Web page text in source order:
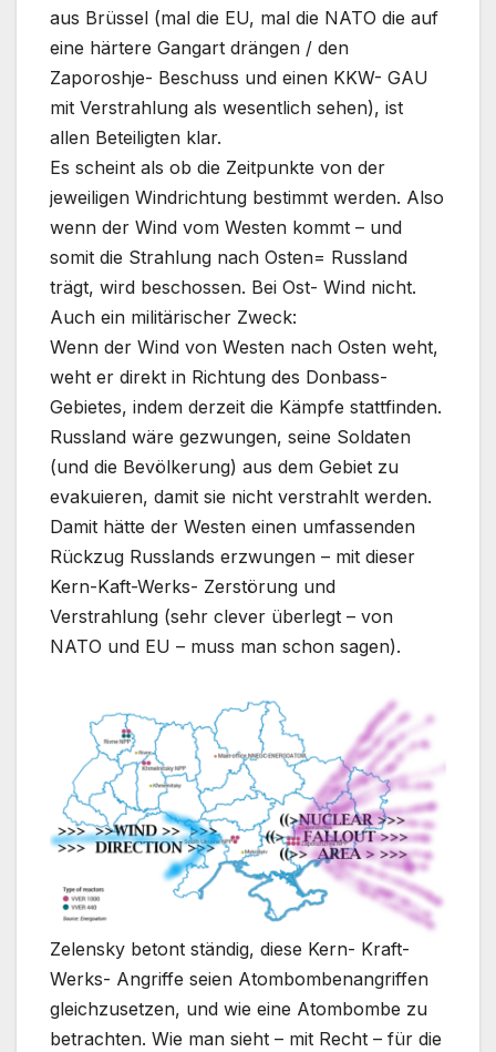
aus Brüssel (mal die EU, mal die NATO die auf
eine härtere Gangart drängen / den
Zaporoshje- Beschuss und einen KKW- GAU
mit Verstrahlung als wesentlich sehen), ist
allen Beteiligten klar.
Es scheint als ob die Zeitpunkte von der
jeweiligen Windrichtung bestimmt werden. Also
wenn der Wind vom Westen kommt – und
somit die Strahlung nach Osten= Russland
trägt, wird beschossen. Bei Ost- Wind nicht.
Auch ein militärischer Zweck:
Wenn der Wind von Westen nach Osten weht,
weht er direkt in Richtung des Donbass-
Gebietes, indem derzeit die Kämpfe stattfinden.
Russland wäre gezwungen, seine Soldaten
(und die Bevölkerung) aus dem Gebiet zu
evakuieren, damit sie nicht verstrahlt werden.
Damit hätte der Westen einen umfassenden
Rückzug Russlands erzwungen – mit dieser
Kern-Kaft-Werks- Zerstörung und
Verstrahlung (sehr clever überlegt – von
NATO und EU – muss man schon sagen).
Zelensky betont ständig, diese Kern- Kraft-
Werks- Angriffe seien Atombombenangriffen
gleichzusetzen, und wie eine Atombombe zu
betrachten. Wie man sieht – mit Recht – für die